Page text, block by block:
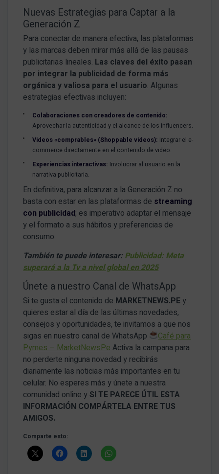
Nuevas Estrategias para Captar a la
Generación Z
Para conectar de manera efectiva, las plataformas
y las marcas deben mirar más allá de las pausas
publicitarias lineales. Las claves del éxito pasan
por integrar la publicidad de forma más
orgánica y valiosa para el usuario. Algunas
estrategias efectivas incluyen:
Colaboraciones con creadores de contenido:
Aprovechar la autenticidad y el alcance de los influencers.
Videos «comprables» (Shoppable videos): Integrar el e-
commerce directamente en el contenido de video.
Experiencias interactivas: Involucrar al usuario en la
narrativa publicitaria.
En definitiva, para alcanzar a la Generación Z no
basta con estar en las plataformas de streaming
con publicidad; es imperativo adaptar el mensaje
y el formato a sus hábitos y preferencias de
consumo.
También te puede interesar: Publicidad: Meta
superará a la Tv a nivel global en 2025
Únete a nuestro Canal de WhatsApp
Si te gusta el contenido de MARKETNEWS.PE y
quieres estar al día de las últimas novedades,
consejos y oportunidades, te invitamos a que nos
sigas en nuestro canal de WhatsApp
Café para
Pymes – MarketNewsPe Activa la campana para
no perderte ninguna novedad y recibirás
diariamente las noticias más importantes en tu
celular. No esperes más y únete a nuestra
comunidad online y SI TE PARECE ÚTIL ESTA
INFORMACIÓN COMPÁRTELA ENTRE TUS
AMIGOS.
Comparte esto: